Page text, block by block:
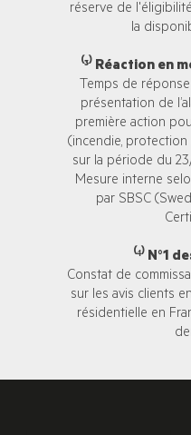
réserve de
la
⁽³⁾ Réaction en
Temps de
présentation de
première action
(incendie,
sur la période du
Mesure interne
par SBSC
⁽⁴⁾ N°1
Constat de
sur les avis clients
résidentielle en